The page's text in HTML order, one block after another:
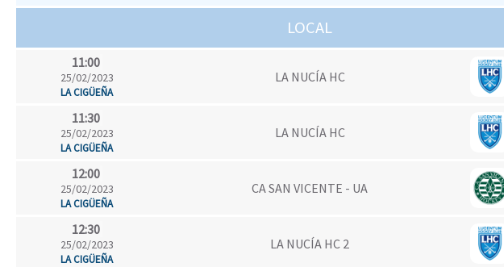
LOCAL
11:00
25/02/2023
LA CIGÜEÑA
LA NUCÍA HC
11:30
25/02/2023
LA CIGÜEÑA
LA NUCÍA HC
12:00
25/02/2023
LA CIGÜEÑA
CA SAN VICENTE - UA
12:30
25/02/2023
LA CIGÜEÑA
LA NUCÍA HC 2